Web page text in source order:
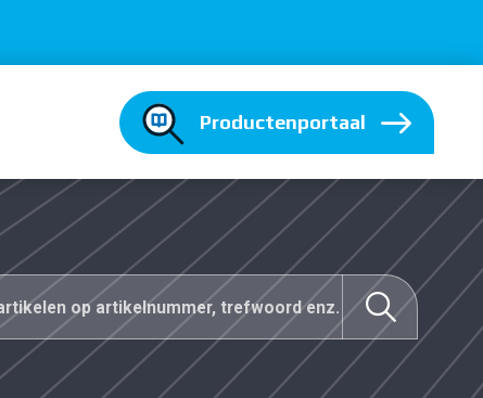
Productenportaal